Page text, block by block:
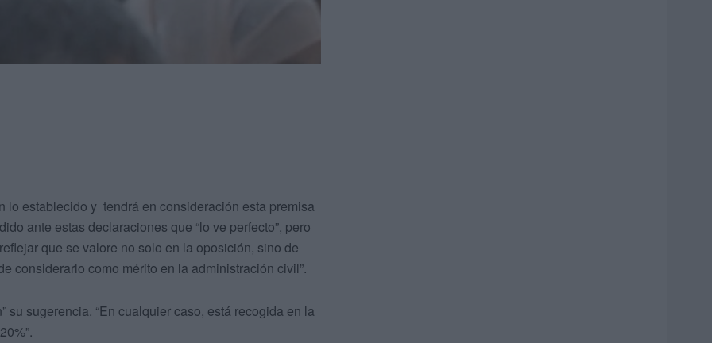
lo establecido y tendrá en consideración esta premisa
ante estas declaraciones que “lo ve perfecto”, pero
que se valore no solo en la oposición, sino de
considerarlo como mérito en la administración civil”.
su sugerencia. “En cualquier caso, está recogida en la